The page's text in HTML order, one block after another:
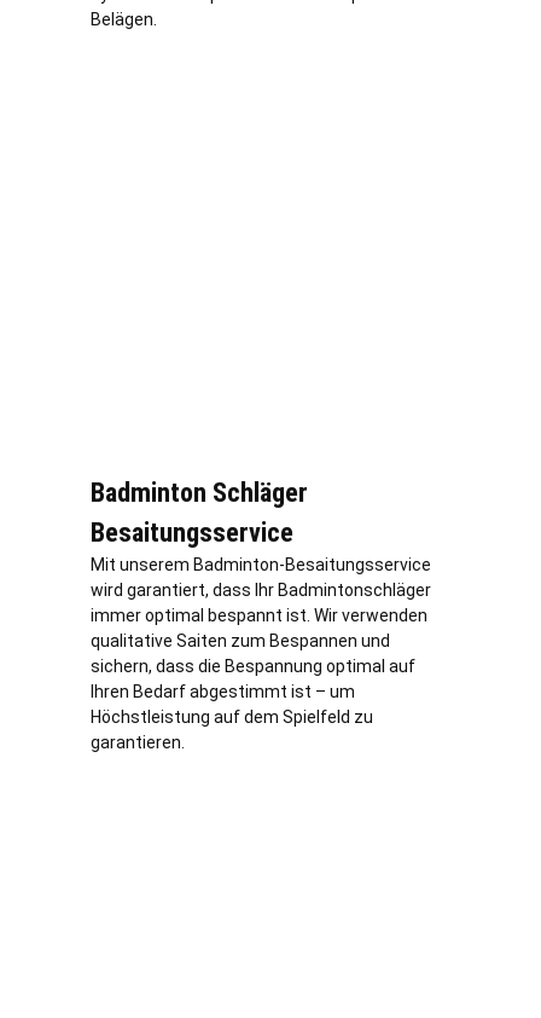
Belägen.
Badminton Schläger
Besaitungsservice
Mit unserem Badminton-Besaitungsservice
wird garantiert, dass Ihr Badmintonschläger
immer optimal bespannt ist. Wir verwenden
qualitative Saiten zum Bespannen und
sichern, dass die Bespannung optimal auf
Ihren Bedarf abgestimmt ist – um
Höchstleistung auf dem Spielfeld zu
garantieren.